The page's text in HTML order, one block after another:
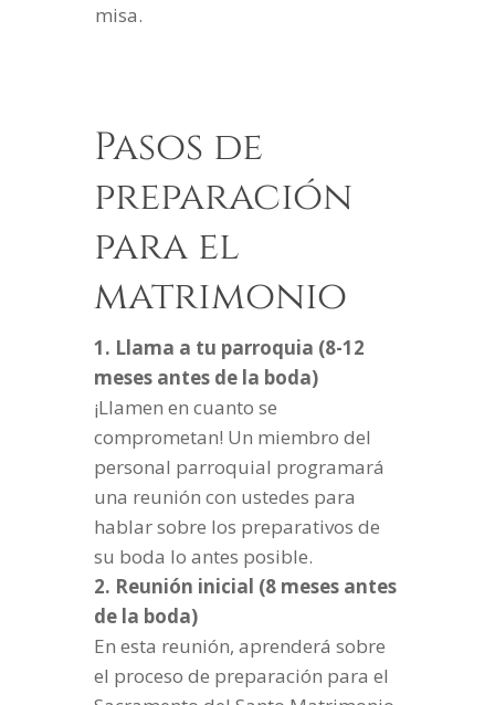
Pasos de
preparación
para el
matrimonio
1. Llama a tu parroquia (8-12
meses antes de la boda)
¡Llamen en cuanto se
comprometan! Un miembro del
personal parroquial programará
una reunión con ustedes para
hablar sobre los preparativos de
su boda lo antes posible.
2. Reunión inicial (8 meses antes
de la boda)
En esta reunión, aprenderá sobre
el proceso de preparación para el
misa.